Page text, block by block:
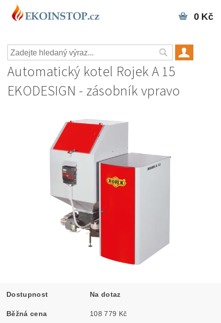
0 Kč
Automatický kotel Rojek A 15
EKODESIGN - zásobník vpravo
Dostupnost Na dotaz
Běžná cena 108 779 Kč